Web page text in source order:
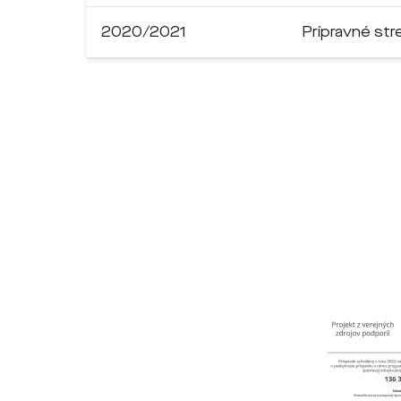
2020/2021 Prípravné